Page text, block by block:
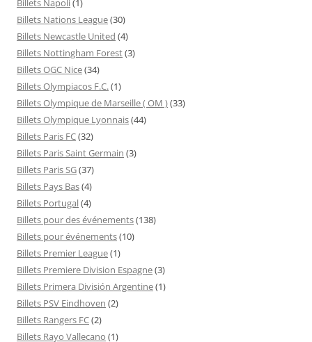
Billets Napoli(1)
Billets Nations League(30)
Billets Newcastle United (4)
Billets Nottingham Forest(3)
Billets OGC Nice(34)
Billets Olympiacos F.C.(1)
Billets Olympique de Marseille ( OM )(33)
Billets Olympique Lyonnais(44)
Billets Paris FC(32)
Billets Paris Saint Germain (3)
Billets Paris SG(37)
Billets Pays Bas(4)
Billets Portugal(4)
Billets pour des événements(138)
Billets pour événements(10)
Billets Premier League(1)
Billets Premiere Division Espagne(3)
Billets Primera División Argentine(1)
Billets PSV Eindhoven (2)
Billets Rangers FC(2)
Billets Rayo Vallecano (1)